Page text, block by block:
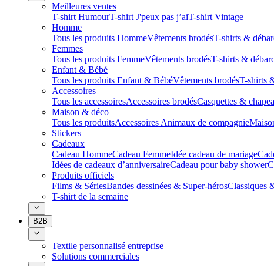
Meilleures ventes
T-shirt HumourT-shirt J'peux pas j’aiT-shirt Vintage
Homme
Tous les produits HommeVêtements brodésT-shirts &
Femmes
Tous les produits FemmeVêtements brodésT-shirts &
Enfant & Bébé
Tous les produits Enfant & BébéVêtements brodésT-shirts
Accessoires
Tous les accessoiresAccessoires brodésCasquettes &
Maison & déco
Tous les produitsAccessoires Animaux de compagnie
Stickers
Cadeaux
Cadeau HommeCadeau FemmeIdée cadeau de mariage​
Idées de cadeaux d’anniversaireCadeau pour baby shower
Produits officiels
Films & SériesBandes dessinées & Super-hérosClassiques
T-shirt de la semaine
B2B
Textile personnalisé entreprise
Solutions commerciales